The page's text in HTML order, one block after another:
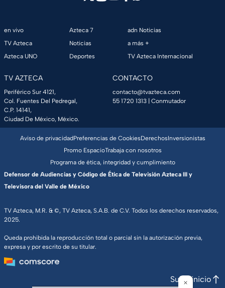
en vivo
TV Azteca
Azteca UNO
Azteca 7
Noticias
Deportes
adn Noticias
a más +
TV Azteca Internacional
TV AZTECA
Periférico Sur 4121,
Col. Fuentes Del Pedregal,
C.P. 14141,
Ciudad De México, México.
CONTACTO
contacto@tvazteca.com
55 1720 1313 | Conmutador
TV Azteca, M.R. & ©, TV Azteca, S.A.B. de C.V. Todos los derechos reservados,
2025.
Queda prohibida la reproducción total o parcial sin la autorización previa,
expresa y por escrito de su titular.
Aviso de privacidadPreferencias de CookiesDerechosInversionistas
Promo EspacioTrabaja con nosotros
Programa de ética, integridad y cumplimiento
Defensor de Audiencias y Código de Ética de Televisión Azteca III y
Televisora del Valle de México
Subir inicio